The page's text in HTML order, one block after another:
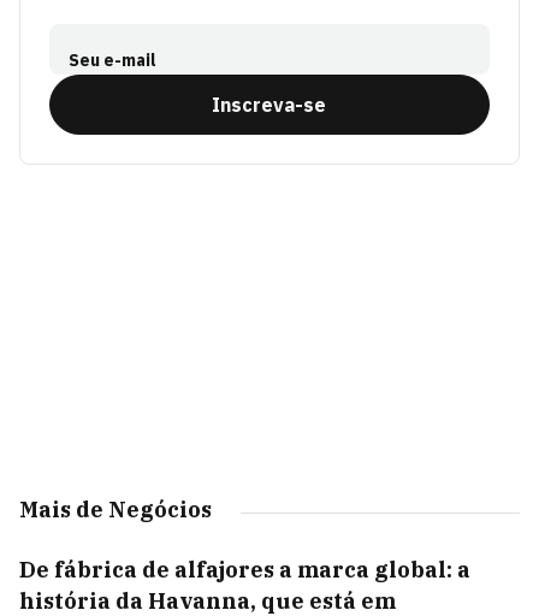
Seu e-mail
Inscreva-se
Mais de Negócios
De fábrica de alfajores a marca global: a
história da Havanna, que está em